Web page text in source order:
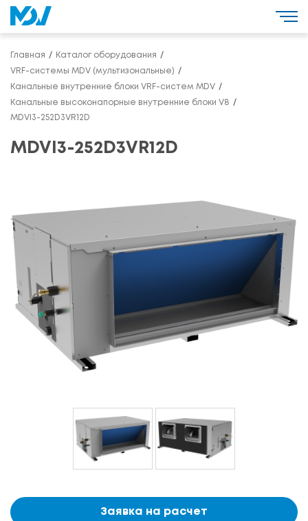
Главная Каталог оборудования
VRF-системы MDV (мультизональные)
Канальные внутренние блоки VRF-систем MDV
Канальные высоконапорные внутренние блоки V8
MDVI3-252D3VR12D
MDVI3-252D3VR12D
Заявка на расчет